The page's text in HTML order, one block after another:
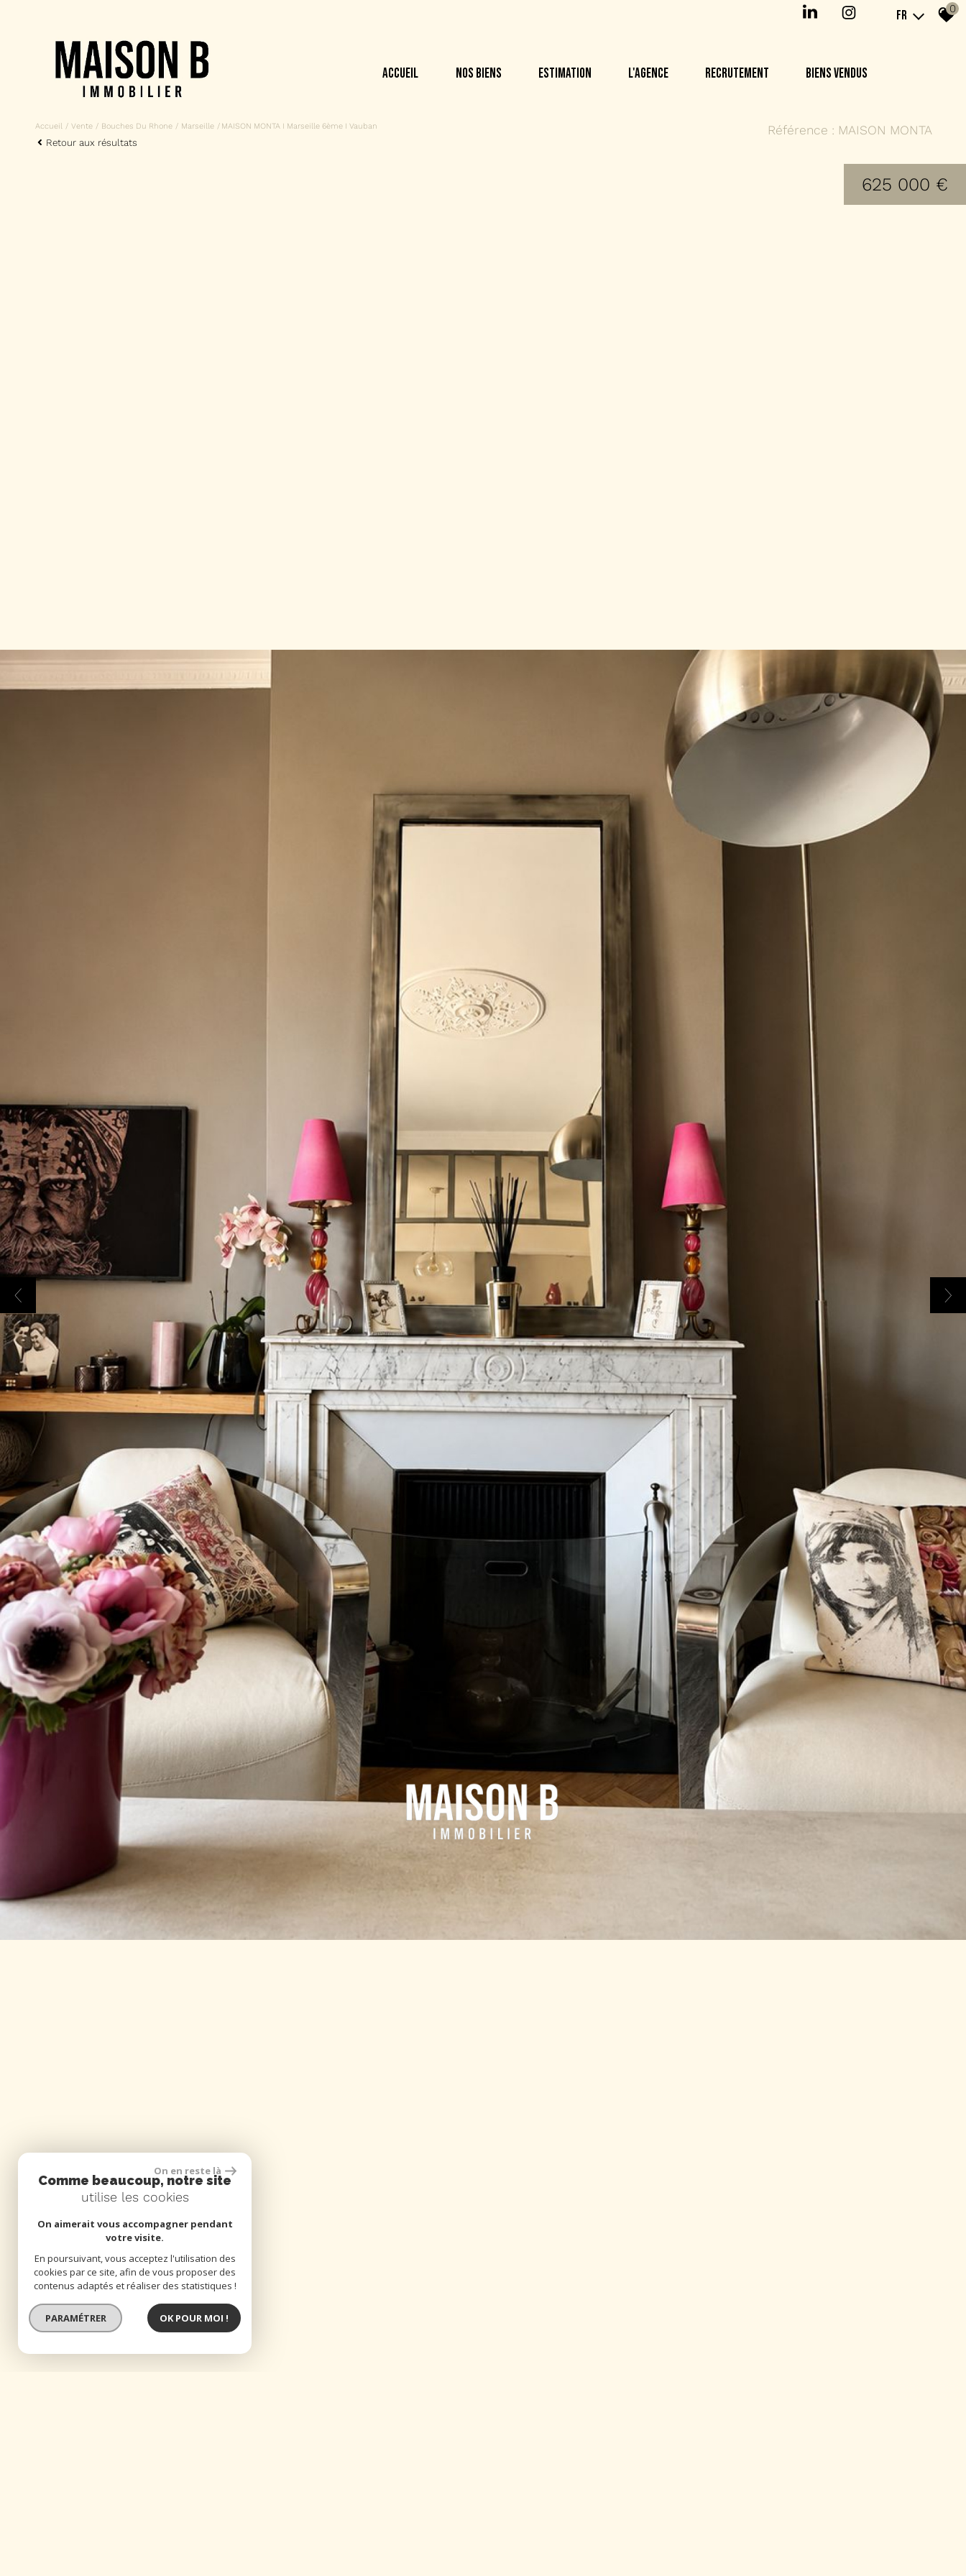
FR 0
ACCUEIL NOS BIENS ESTIMATION L'AGENCE RECRUTEMENT BIENS VENDUS
Accueil Vente Bouches Du Rhone Marseille MAISON MONTA I Marseille 6ème I Vauban
Retour aux résultats
Référence : MAISON MONTA
625 000 €
On en reste là
Comme beaucoup, notre site
utilise les cookies
On aimerait vous accompagner pendant
votre visite.
En poursuivant, vous acceptez l'utilisation des
cookies par ce site, afin de vous proposer des
contenus adaptés et réaliser des statistiques !
PARAMÉTRER OK POUR MOI !